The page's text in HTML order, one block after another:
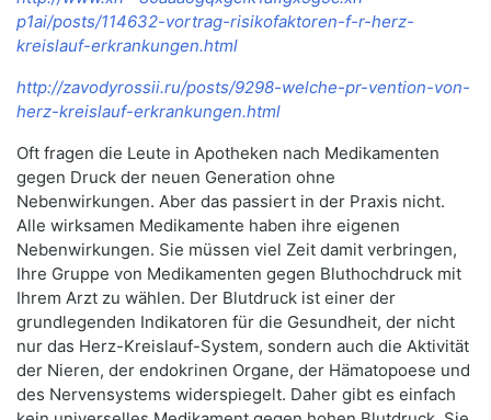
p1ai/posts/114632-vortrag-risikofaktoren-f-r-herz-
kreislauf-erkrankungen.html
http://zavodyrossii.ru/posts/9298-welche-pr-vention-von-
herz-kreislauf-erkrankungen.html
Oft fragen die Leute in Apotheken nach Medikamenten
gegen Druck der neuen Generation ohne
Nebenwirkungen. Aber das passiert in der Praxis nicht.
Alle wirksamen Medikamente haben ihre eigenen
Nebenwirkungen. Sie müssen viel Zeit damit verbringen,
Ihre Gruppe von Medikamenten gegen Bluthochdruck mit
Ihrem Arzt zu wählen. Der Blutdruck ist einer der
grundlegenden Indikatoren für die Gesundheit, der nicht
nur das Herz-Kreislauf-System, sondern auch die Aktivität
der Nieren, der endokrinen Organe, der Hämatopoese und
des Nervensystems widerspiegelt. Daher gibt es einfach